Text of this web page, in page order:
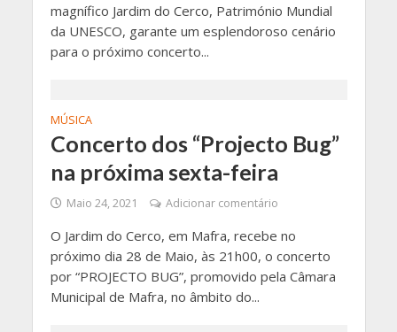
magnífico Jardim do Cerco, Património Mundial
da UNESCO, garante um esplendoroso cenário
para o próximo concerto...
MÚSICA
Concerto dos “Projecto Bug”
na próxima sexta-feira
Maio 24, 2021 Adicionar comentário
O Jardim do Cerco, em Mafra, recebe no
próximo dia 28 de Maio, às 21h00, o concerto
por “PROJECTO BUG”, promovido pela Câmara
Municipal de Mafra, no âmbito do...